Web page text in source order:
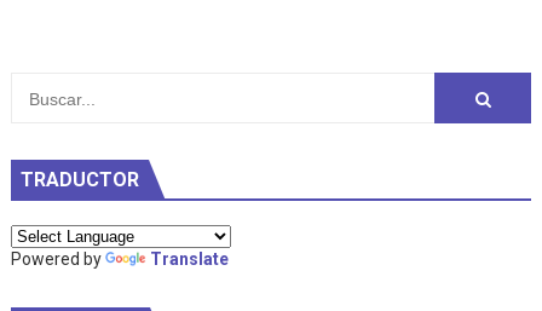
TRADUCTOR
Powered by Translate